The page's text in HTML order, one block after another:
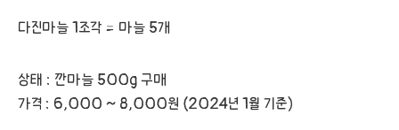
다진마늘 1조각 = 마늘 5개
상태 : 깐마늘 500g 구매
가격 : 6,000 ~ 8,000원 (2024년 1월 기준)